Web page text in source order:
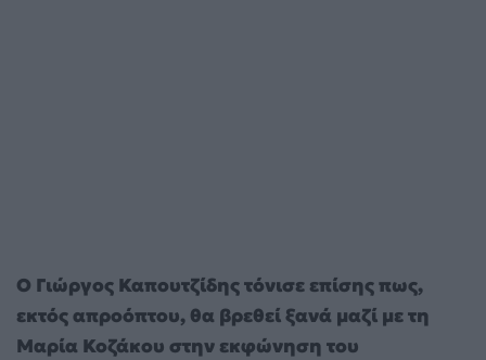
Ο Γιώργος Καπουτζίδης τόνισε επίσης πως,
εκτός απροόπτου, θα βρεθεί ξανά μαζί με τη
Μαρία Κοζάκου στην εκφώνηση του